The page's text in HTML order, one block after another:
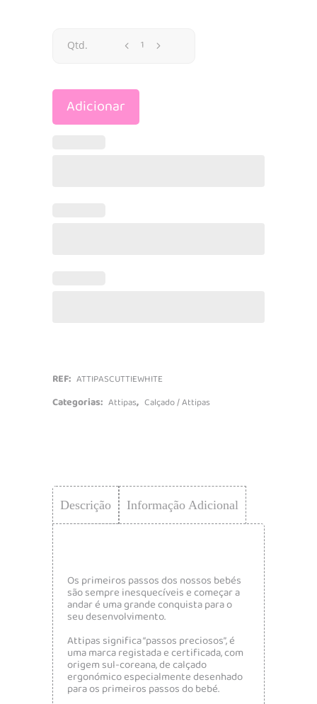
Attipas
White
Qtd.
Adicionar
REF: ATTIPASCUTTIEWHITE
Categorias: Attipas, Calçado / Attipas
Descrição Informação Adicional
Os primeiros passos dos nossos bebés
são sempre inesquecíveis e começar a
andar é uma grande conquista para o
seu desenvolvimento.
Attipas significa “passos preciosos”, é
uma marca registada e certificada, com
origem sul-coreana, de calçado
ergonómico especialmente desenhado
para os primeiros passos do bebé.